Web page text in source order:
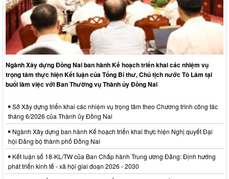
Ngành Xây dựng Đồng Nai ban hành Kế hoạch triển khai các nhiệm vụ
trọng tâm thực hiện Kết luận của Tổng Bí thư, Chủ tịch nước Tô Lâm tại
buổi làm việc với Ban Thường vụ Thành ủy Đồng Nai
Sở Xây dựng triển khai các nhiệm vụ trọng tâm theo Chương trình công tác
tháng 6/2026 của Thành ủy Đồng Nai
Ngành Xây dựng ban hành Kế hoạch triển khai thực hiện Nghị quyết Đại
hội Đảng bộ thành phố Đồng Nai
Kết luận số 18-KL/TW của Ban Chấp hành Trung ương Đảng: Định hướng
phát triển kinh tế - xã hội giai đoạn 2026 - 2030